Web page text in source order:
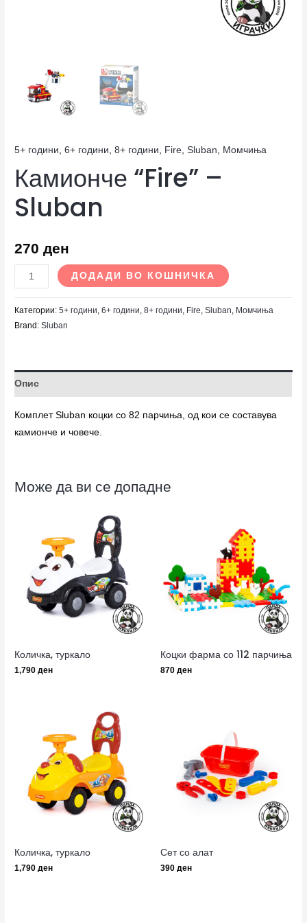
5+ години ,6+ години ,8+ години Fire ,Sluban Момчиња
Камионче “Fire” –
Sluban
270 ден
ДОДАДИ ВО КОШНИЧКА
Категории:5+ години ,6+ години ,8+ години Fire ,Sluban Момчиња
Brand:Sluban
Опис
Комплет Sluban коцки со 82 парчиња, од кои се составува
камионче и човече.
Може да ви се допадне
Количка, туркало
1,790ден
Коцки фарма со 112 парчиња
870 ден
Количка, туркало
1,790ден
Сет со алат
390 ден